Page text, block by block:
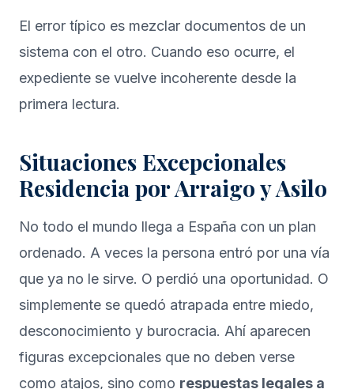
El error típico es mezclar documentos de un
sistema con el otro. Cuando eso ocurre, el
expediente se vuelve incoherente desde la
primera lectura.
Situaciones Excepcionales
Residencia por Arraigo y Asilo
No todo el mundo llega a España con un plan
ordenado. A veces la persona entró por una vía
que ya no le sirve. O perdió una oportunidad. O
simplemente se quedó atrapada entre miedo,
desconocimiento y burocracia. Ahí aparecen
figuras excepcionales que no deben verse
como atajos, sino como respuestas legales a